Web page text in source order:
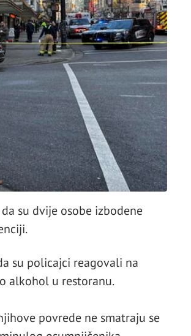
su dvije osobe izbodene
su policajci reagovali na
alkohol u restoranu.
povrede ne smatraju se